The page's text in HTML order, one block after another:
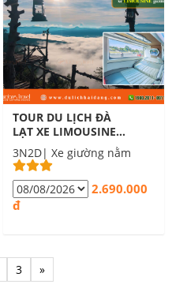
TOUR DU LỊCH ĐÀ
LẠT XE LIMOUSINE
GIƯỜNG ĐÔI
3N2D| Xe giường nằm
2.690.000
đ
3 »